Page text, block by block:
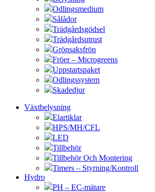
Odlingsmedium
Sålådor
Trädgårdsgödsel
Trädgårdsutrust
Grönsaksfrön
Fröer – Microgreens
Uppstartspaket
Odlingssystem
Skadedjur
Växtbelysning
Elartiklar
HPS/MH/CFL
LED
Tillbehör
Tillbehör Och Montering
Timers – Styrning/Kontroll
Hydro
PH – EC-mätare